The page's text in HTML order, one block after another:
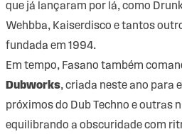
que já lançaram por lá, como
Wehbba, Kaiserdisco e tantos
fundada em 1994.
Em tempo, Fasano também
Dubworks, criada neste ano para
próximos do Dub Techno e outras
equilibrando a obscuridade com